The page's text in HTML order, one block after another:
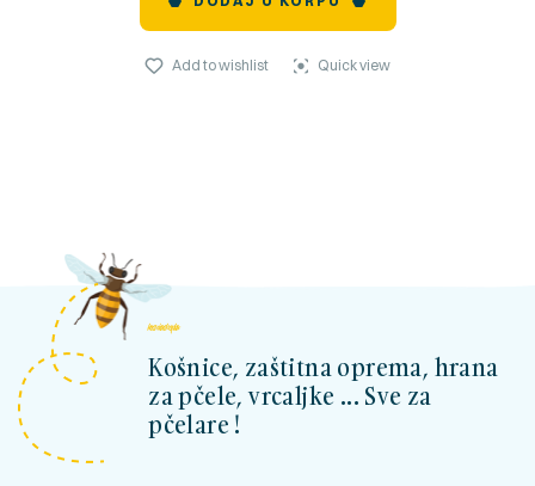
Add to wishlist Quick view
kosnicashop.ba
Košnice, zaštitna oprema, hrana
za pčele, vrcaljke ... Sve za
pčelare !